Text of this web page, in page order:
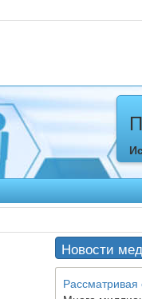
Новости
Рассматривая